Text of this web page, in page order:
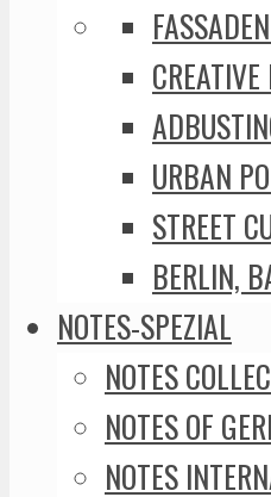
CREATIVE
URBAN
STREET
BERLIN,
NOTES-SPEZIAL
NOTES
NOTES OF
NOTES